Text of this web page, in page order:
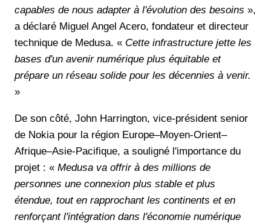
capables de nous adapter à l'évolution des besoins »,
a déclaré Miguel Angel Acero, fondateur et directeur
technique de Medusa. « Cette infrastructure jette les
bases d'un avenir numérique plus équitable et
prépare un réseau solide pour les décennies à venir.
»
De son côté, John Harrington, vice-président senior
de Nokia pour la région Europe–Moyen-Orient–
Afrique–Asie-Pacifique, a souligné l'importance du
projet : « Medusa va offrir à des millions de
personnes une connexion plus stable et plus
étendue, tout en rapprochant les continents et en
renforçant l'intégration dans l'économie numérique